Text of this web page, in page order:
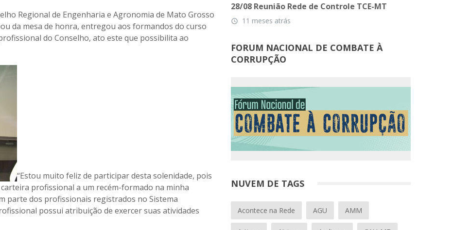
Regional de Engenharia e Agronomia de Mato Grosso
da mesa de honra, entregou aos formandos do curso
do Conselho, ato este que possibilita ao
“Estou muito feliz de participar desta solenidade, pois
profissional a um recém-formado na minha
parte dos profissionais registrados no Sistema
possui atribuição de exercer suas atividades
28/08 Reunião Rede de Controle TCE-MT
access_time 11 meses atrás
FORUM NACIONAL DE COMBATE À
CORRUPÇÃO
NUVEM DE TAGS
Acontece na Rede AGU AMM